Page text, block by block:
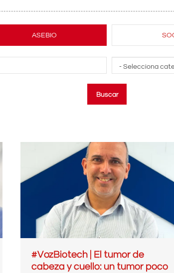
ASEBIO
Buscar
#VozBiotech | El tumor de
cabeza y cuello: un tumor poco